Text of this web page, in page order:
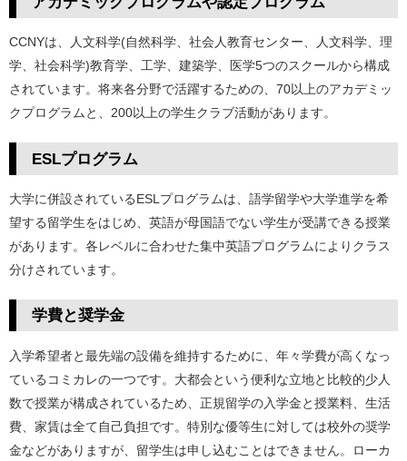
CCNYは、人文科学(自然科学、社会人教育センター、人文科学、理
学、社会科学)教育学、工学、建築学、医学5つのスクールから構成
されています。将来各分野で活躍するための、70以上のアカデミッ
クプログラムと、200以上の学生クラブ活動があります。
ESLプログラム
大学に併設されているESLプログラムは、語学留学や大学進学を希
望する留学生をはじめ、英語が母国語でない学生が受講できる授業
があります。各レベルに合わせた集中英語プログラムによりクラス
分けされています。
学費と奨学金
入学希望者と最先端の設備を維持するために、年々学費が高くなっ
ているコミカレの一つです。大都会という便利な立地と比較的少人
数で授業が構成されているため、正規留学の入学金と授業料、生活
費、家賃は全て自己負担です。特別な優等生に対しては校外の奨学
金などがありますが、留学生は申し込むことはできません。ローカ